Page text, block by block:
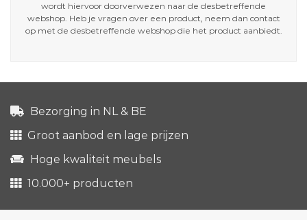
wordt hiervoor doorverwezen naar de desbetreffende
webshop. Heb je vragen over een product, neem dan contact
op met de desbetreffende webshop die het product aanbiedt.
Bezorging in NL & BE
Groot aanbod en lage prijzen
Hoge kwaliteit meubels
10.000+ producten